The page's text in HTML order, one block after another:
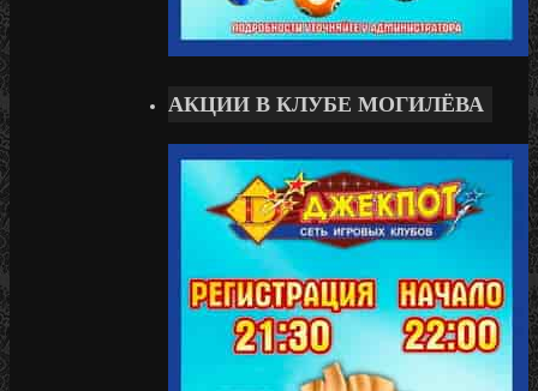
АКЦИИ В КЛУБЕ МОГИЛЁВА